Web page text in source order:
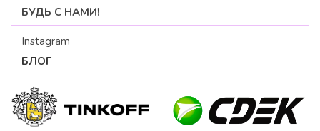
БУДЬ С НАМИ!
Instagram
БЛОГ